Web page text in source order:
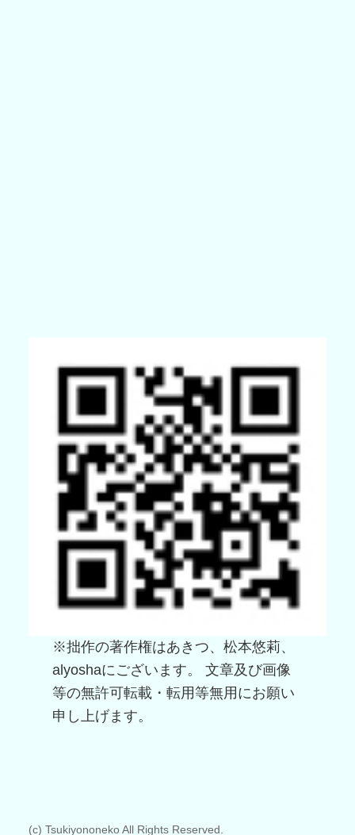
※拙作の著作権はあきつ、松本悠莉、
alyoshaにございます。 文章及び画像
等の無許可転載・転用等無用にお願い
申し上げます。
(c) Tsukiyononeko All Rights Reserved.